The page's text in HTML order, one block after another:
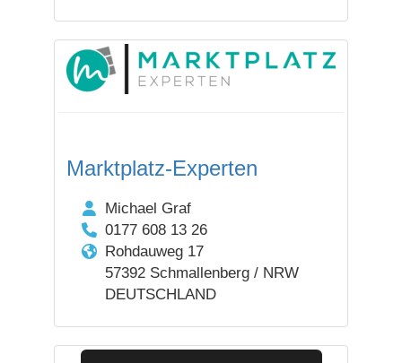
Marktplatz-Experten
Michael Graf
0177 608 13 26
Rohdauweg 17
57392 Schmallenberg / NRW
DEUTSCHLAND